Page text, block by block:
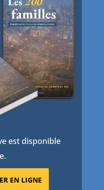
est disponible
EN LIGNE